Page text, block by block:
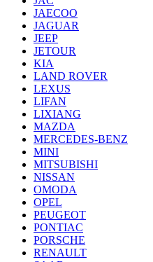
JAECOO
JAGUAR
JEEP
JETOUR
KIA
LAND ROVER
LEXUS
LIFAN
LIXIANG
MAZDA
MERCEDES-BENZ
MINI
MITSUBISHI
NISSAN
OMODA
OPEL
PEUGEOT
PONTIAC
PORSCHE
RENAULT